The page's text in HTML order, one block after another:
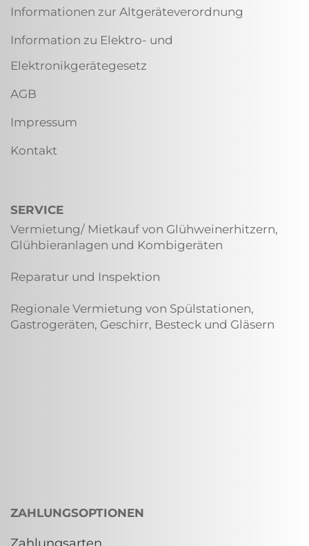
Informationen zur Altgeräteverordnung
Information zu Elektro- und
Elektronikgerätegesetz
AGB
Impressum
Kontakt
SERVICE
Vermietung/ Mietkauf von Glühweinerhitzern,
Glühbieranlagen und Kombigeräten
Reparatur und Inspektion
Regionale Vermietung von Spülstationen,
Gastrogeräten, Geschirr, Besteck und Gläsern
ZAHLUNGSOPTIONEN